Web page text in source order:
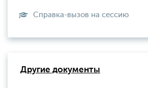
Справка-вызов на сессию
Другие документы